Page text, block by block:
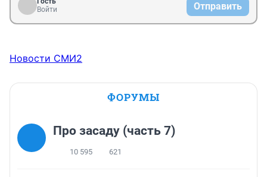
Войти
Отправить
Новости СМИ2
ФОРУМЫ
Про засаду (часть 7)
10 595 621